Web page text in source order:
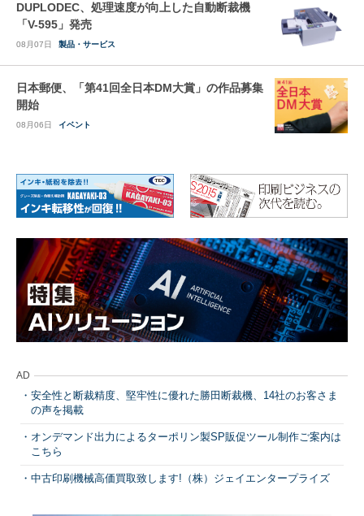
DUPLODEC、処理速度が向上した自動断裁機
「V-595」発売
08月07日 製品・サービス
日本郵便、「第41回全日本DM大賞」の作品募集
開始
08月06日 イベント
AD
安全性と断裁精度、堅牢性に優れた勝田断裁機、14社のお客さま
の声を掲載
オンデマンド出力によるターポリン製SP販促ツール制作ご案内は
こちら
中古印刷機械高価買取致します!（株）ジェイエンタープライズ